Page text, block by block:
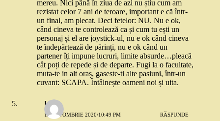
mereu. Nici până în ziua de azi nu știu cum am
rezistat celor 7 ani de teroare, important e că într-
un final, am plecat. Deci fetelor: NU. Nu e ok,
când cineva te controlează ca și cum tu ești un
personaj și el are joystick-ul, nu e ok când cineva
te îndepărtează de părinți, nu e ok când un
partener îți impune lucruri, limite absurde…pleacă
cât poți de repede și de departe. Fugi la o facultate,
muta-te in alt oraș, gaseste-ti alte pasiuni, într-un
cuvant: SCAPA. Întâlnește oameni noi și uita.
Idina
12 OCTOMBRIE 2020/10:49 PM RĂSPUNDE